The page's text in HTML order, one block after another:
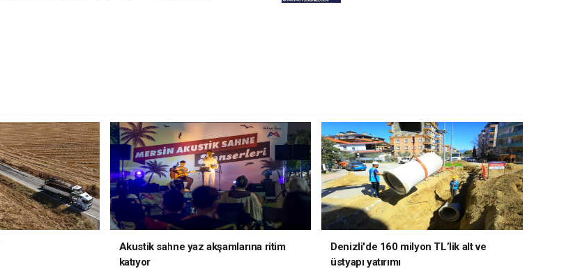
Akustik sahne yaz akşamlarına ritim
katıyor
Denizli'de 160 milyon TL’lik alt ve
üstyapı yatırımı